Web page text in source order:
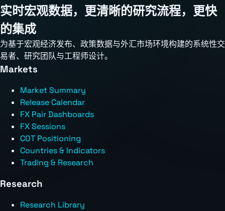
实时宏观数据，更清晰的研究流程，更快
的集成
为基于宏观经济发布、政策数据与外汇市场环境构建的系统性交
易者、研究团队与工程师设计。
Markets
Market Summary
Release Calendar
FX Pair Dashboards
FX Sessions
COT Positioning
Countries & Indicators
Trading & Research
Research
Research Library